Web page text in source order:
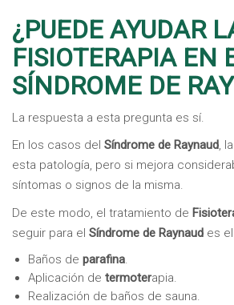
¿PUEDE AYUDAR
FISIOTERAPIA EN
SÍNDROME DE
La respuesta a esta pregunta es sí.
En los casos del Síndrome de Raynaud, la
esta patología, pero si mejora
síntomas o signos de la misma.
De este modo, el tratamiento de
seguir para el Síndrome de Raynaud es
Baños de parafina.
Aplicación de termoterapia.
Realización de baños de sauna.